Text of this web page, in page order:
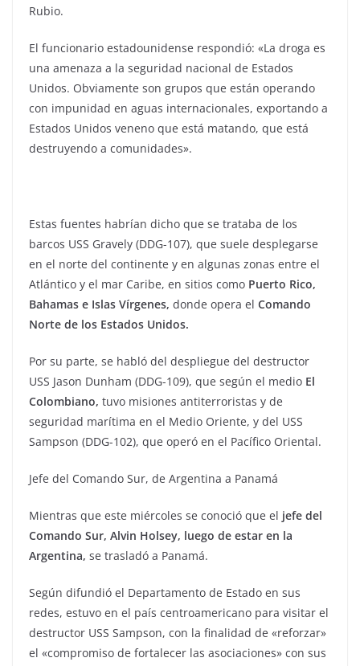
Rubio.
El funcionario estadounidense respondió: «La droga es
una amenaza a la seguridad nacional de Estados
Unidos. Obviamente son grupos que están operando
con impunidad en aguas internacionales, exportando a
Estados Unidos veneno que está matando, que está
destruyendo a comunidades».
Estas fuentes habrían dicho que se trataba de los
barcos USS Gravely (DDG-107), que suele desplegarse
en el norte del continente y en algunas zonas entre el
Atlántico y el mar Caribe, en sitios como Puerto Rico,
Bahamas e Islas Vírgenes, donde opera el Comando
Norte de los Estados Unidos.
Por su parte, se habló del despliegue del destructor
USS Jason Dunham (DDG-109), que según el medio El
Colombiano, tuvo misiones antiterroristas y de
seguridad marítima en el Medio Oriente, y del USS
Sampson (DDG-102), que operó en el Pacífico Oriental.
Jefe del Comando Sur, de Argentina a Panamá
Mientras que este miércoles se conoció que el jefe del
Comando Sur, Alvin Holsey, luego de estar en la
Argentina, se trasladó a Panamá.
Según difundió el Departamento de Estado en sus
redes, estuvo en el país centroamericano para visitar el
destructor USS Sampson, con la finalidad de «reforzar»
el «compromiso de fortalecer las asociaciones» con sus